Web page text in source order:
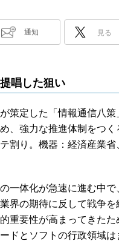
通知 見る
唱した狙い
策定した「情報通信八
、強力な推進体制をつ
割り。機器：経済産業
一体化が急速に進む中で
界の期待に反して戦争
重要性が高まってきた
ドとソフトの行政領域